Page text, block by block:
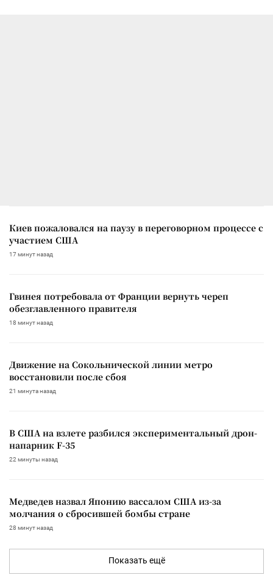
Киев пожаловался на паузу в переговорном процессе с
участием США
17 минут назад
Гвинея потребовала от Франции вернуть череп
обезглавленного правителя
18 минут назад
Движение на Сокольнической линии метро
восстановили после сбоя
21 минута назад
В США на взлете разбился экспериментальный дрон-
напарник F-35
22 минуты назад
Медведев назвал Японию вассалом США из-за
молчания о сбросившей бомбы стране
28 минут назад
Показать ещё